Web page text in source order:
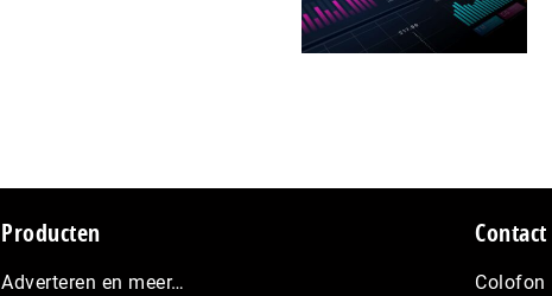
Producten
Adverteren en meer…
Contact
Colofon